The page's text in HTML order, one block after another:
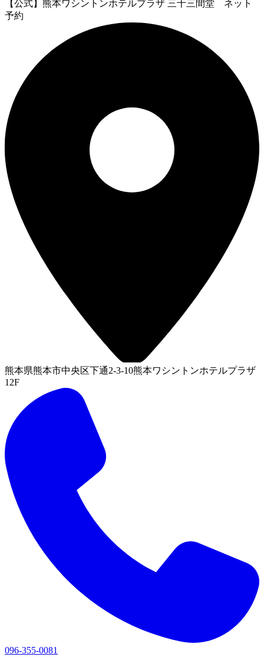
【公式】熊本ワシントンホテルプラザ 三十三間堂 ネット
予約
熊本県熊本市中央区下通2-3-10熊本ワシントンホテルプラザ
12F
096-355-0081